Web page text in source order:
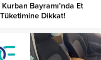
Kurban Bayramı’nda Et
Tüketimine Dikkat!